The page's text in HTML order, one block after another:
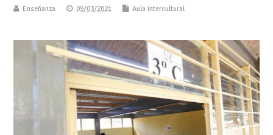
Enseñanza 09/03/2021 Aula intercultural